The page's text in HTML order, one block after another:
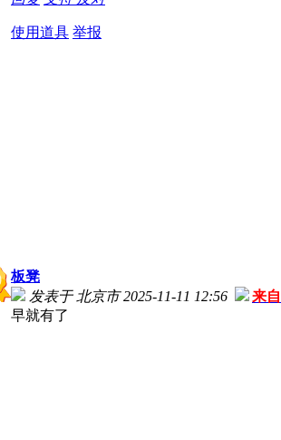
使用道具 举报
板凳
发表于 北京市 2025-11-11 12:56
来
早就有了